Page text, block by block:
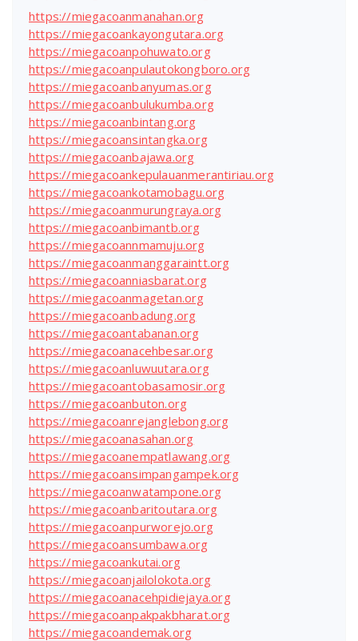
https://miegacoanmanahan.org
https://miegacoankayongutara.org
https://miegacoanpohuwato.org
https://miegacoanpulautokongboro.org
https://miegacoanbanyumas.org
https://miegacoanbulukumba.org
https://miegacoanbintang.org
https://miegacoansintangka.org
https://miegacoanbajawa.org
https://miegacoankepulauanmerantiriau.org
https://miegacoankotamobagu.org
https://miegacoanmurungraya.org
https://miegacoanbimantb.org
https://miegacoannmamuju.org
https://miegacoanmanggaraintt.org
https://miegacoanniasbarat.org
https://miegacoanmagetan.org
https://miegacoanbadung.org
https://miegacoantabanan.org
https://miegacoanacehbesar.org
https://miegacoanluwuutara.org
https://miegacoantobasamosir.org
https://miegacoanbuton.org
https://miegacoanrejanglebong.org
https://miegacoanasahan.org
https://miegacoanempatlawang.org
https://miegacoansimpangampek.org
https://miegacoanwatampone.org
https://miegacoanbaritoutara.org
https://miegacoanpurworejo.org
https://miegacoansumbawa.org
https://miegacoankutai.org
https://miegacoanjailolokota.org
https://miegacoanacehpidiejaya.org
https://miegacoanpakpakbharat.org
https://miegacoandemak.org